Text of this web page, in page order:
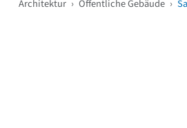
Architektur › Öffentliche Gebäude ›